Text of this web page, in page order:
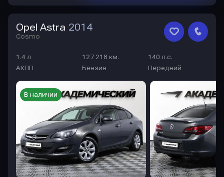
Opel Astra 2014
Cosmo
1.4 л 127 218 км.
140 л.с.
АКПП
Бензин Передний
В наличии